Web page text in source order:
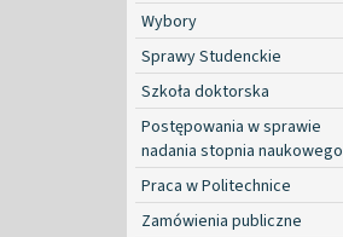
Wybory
Sprawy Studenckie
Szkoła doktorska
Postępowania w sprawie
nadania stopnia naukowego
Praca w Politechnice
Zamówienia publiczne